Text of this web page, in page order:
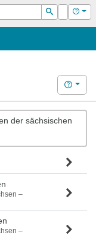
Suchen
Login Hilfe
Hilfe
der sächsischen
–
–